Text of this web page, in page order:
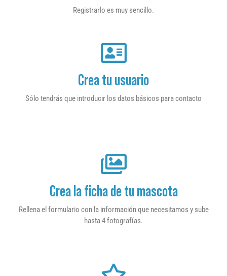
Registrarlo es muy sencillo.
Crea tu usuario
Sólo tendrás que introducir los datos básicos para contacto
Crea la ficha de tu mascota
Rellena el formulario con la información que necesitamos y sube
hasta 4 fotografías.